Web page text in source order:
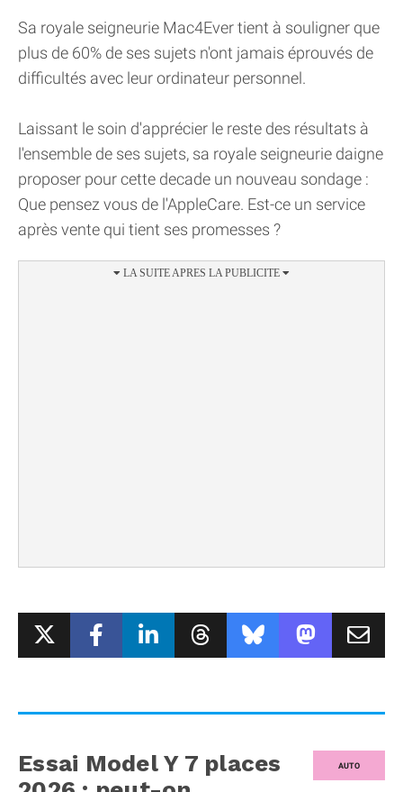
Sa royale seigneurie Mac4Ever tient à souligner que
plus de 60% de ses sujets n'ont jamais éprouvés de
difficultés avec leur ordinateur personnel.
Laissant le soin d'apprécier le reste des résultats à
l'ensemble de ses sujets, sa royale seigneurie daigne
proposer pour cette decade un nouveau sondage :
Que pensez vous de l'AppleCare. Est-ce un service
après vente qui tient ses promesses ?
AUTO
Essai Model Y 7 places